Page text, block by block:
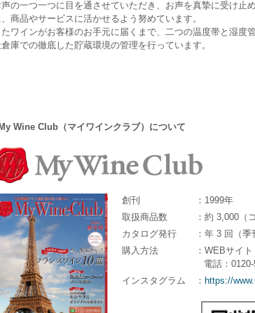
の一つ一つに目を通させていただき、お声を真摯に受け止
商品やサービスに活かせるよう努めています。
ワインがお客様のお手元に届くまで、二つの温度帯と湿度
庫での徹底した貯蔵環境の管理を行っています。
Wine Club（マイワインクラブ）について
創刊
：1999年
取扱商品数
：約 3,000（
カタログ発行
：年 3 回（季
購入方法
：WEBサイト
電話：
インスタグラム
： https://